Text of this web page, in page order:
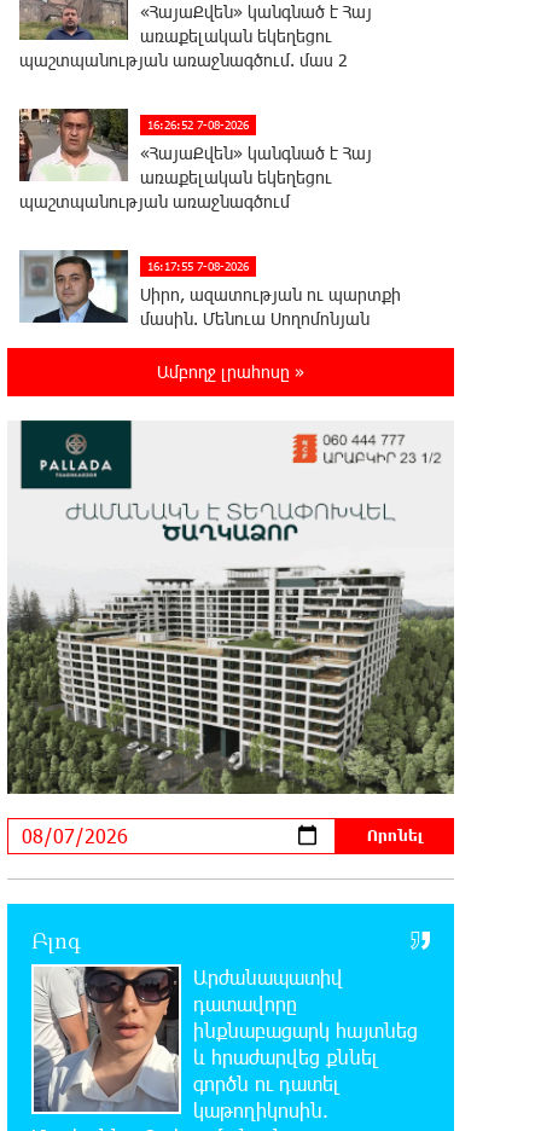
«ՀայաՔվեն» կանգնած է Հայ
առաքելական եկեղեցու
պաշտպանության առաջնագծում. մաս 2
16:26:52 7-08-2026
«ՀայաՔվեն» կանգնած է Հայ
առաքելական եկեղեցու
պաշտպանության առաջնագծում
16:17:55 7-08-2026
Սիրո, ազատության ու պարտքի
մասին. Մենուա Սողոմոնյան
16:12:38 7-08-2026
ապօրինի քրեական վարույթ,
պատմության մեջ խայտառակ երևույթ է
15:55:49 7-08-2026
դահլիճը՝ Վեհափառի
դատավարությանը մասնակցելու համար
14:48:31 7-08-2026
Տիկի՜ն Ղազարյան, ցույց տվե՜ք
այն էջը, որտեղ գրված է Ուժեղ
Հայաստանի անունը, չեք կարող, որովհետև նման
էջ այդ զեկույցում գոյություն չունի.
Ղահրամանյանը՝ Ղազարյանի հայտարարության
մասին
14:40:34 7-08-2026
Եթե հարց գոյություն չունի, ինչո՞ւ
մի դեպքում մերժում են, իսկ մյուս
դեպքում՝ համաձայնում․ Էդմոն Մարուքյան
14:34:48 7-08-2026
Այսօր ամոթի օր է, այսօր
Էջմիածնում դատում են Ամենայն
Հայոց Կաթողիկոսին
Ամբողջ լրահոսը »
Բլոգ
Արժանապատիվ
դատավորը
ինքնաբացարկ հայտնեց
և հրաժարվեց քննել
գործն ու դատել
կաթողիկոսին.